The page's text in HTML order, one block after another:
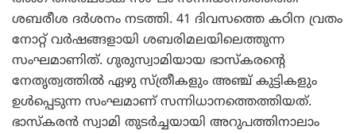
ശബരീശ ദര്‍ശനം നടത്തി. 41 ദിവസത്തെ കഠിന വ്രതം
നോറ്റ് വര്‍ഷങ്ങളായി ശബരിമലയിലെത്തുന്ന
സംഘമാണിത്. ഗുരുസ്വാമിയായ ഭാസ്‌കരന്റെ
നേതൃത്വത്തില്‍ ഏഴു സ്ത്രീകളും അഞ്ച് കുട്ടികളും
ഉള്‍പ്പെടുന്ന സംഘമാണ് സന്നിധാനത്തെത്തിയത്.
ഭാസ്‌കരന്‍ സ്വാമി തുടര്‍ച്ചയായി അറുപത്തിനാലാം